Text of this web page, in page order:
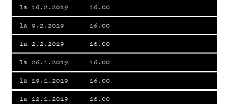
la 16.2.2019 16.00
la 9.2.2019 16.00
la 2.2.2019 16.00
la 26.1.2019 16.00
la 19.1.2019 16.00
la 12.1.2019 16.00